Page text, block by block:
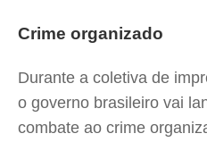
Crime organizado
Durante a coletiva de
o governo brasileiro vai
combate ao crime